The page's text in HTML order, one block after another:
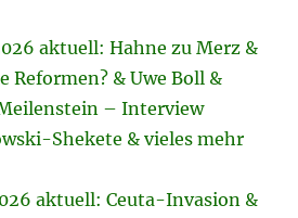
aktuell: Hahne zu Merz &
Reformen? & Uwe Boll &
– Interview
Shekete & vieles mehr
aktuell: Ceuta-Invasion &